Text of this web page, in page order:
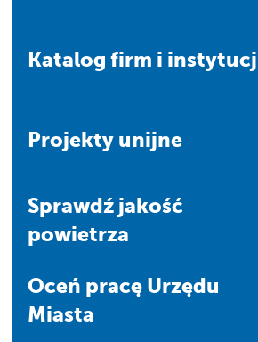
Katalog firm i
Projekty unijne
Sprawdź jakość
powietrza
Oceń pracę Urzędu
Miasta